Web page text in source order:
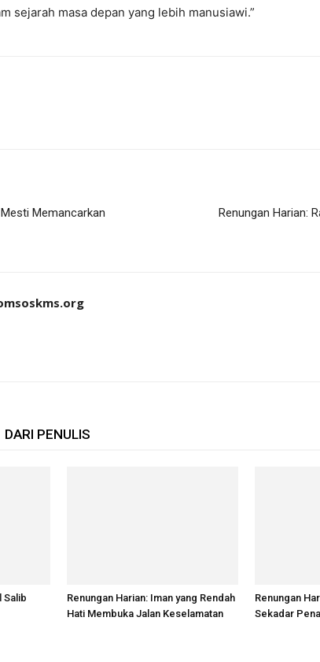
sejarah masa depan yang lebih manusiawi.”
Memancarkan
Renungan Harian:
DARI PENULIS
Salib
Renungan Harian: Iman yang Rendah
Hati Membuka Jalan Keselamatan
Renungan
Sekadar